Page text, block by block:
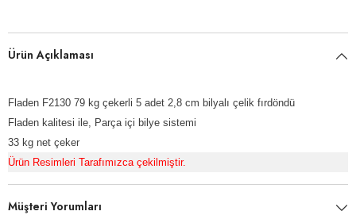
Ürün Açıklaması
Fladen F2130 79 kg çekerli 5 adet 2,8 cm bilyalı çelik fırdöndü
Fladen kalitesi ile,
Parça içi bilye sistemi
33 kg net çeker
Ürün Resimleri Tarafımızca çekilmiştir.
Müşteri Yorumları